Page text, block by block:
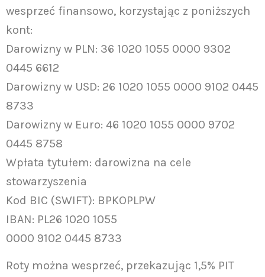
wesprzeć finansowo, korzystając z poniższych
kont:
Darowizny w PLN: 36 1020 1055 0000 9302
0445 6612
Darowizny w USD: 26 1020 1055 0000 9102 0445
8733
Darowizny w Euro: 46 1020 1055 0000 9702
0445 8758
Wpłata tytułem: darowizna na cele
stowarzyszenia
Kod BIC (SWIFT): BPKOPLPW
IBAN: PL26 1020 1055
0000 9102 0445 8733
Roty można wesprzeć, przekazując 1,5% PIT